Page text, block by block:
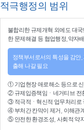
적극행정의 범위
불합리한 규제개혁 외에도 대
한 문제해결 등 협업행정 ,약자
정책부서로서의 특성을 감안
출해 나갈 필요
① 기업현장 애로해소 등으로
② 규제입증책임 ㆍ 네거티브 전
③ 적극적 ㆍ 혁신적 업무처리 로
④ 부처간 칸막이 제거, 이해관
⑤ 안전한 환경조성, 사회적 약